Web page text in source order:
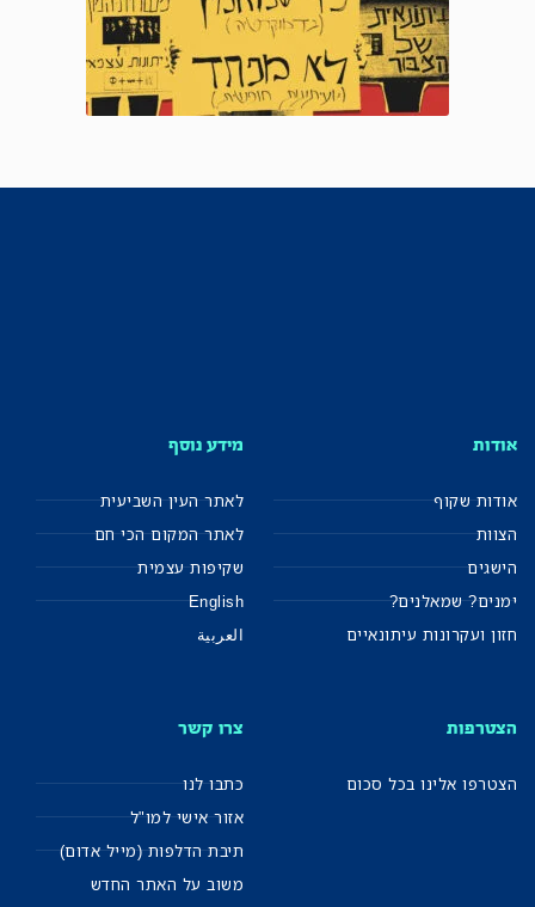
אודות
אודות שקוף
הצוות
הישגים
ימנים? שמאלנים?
חזון ועקרונות עיתונאיים
מידע נוסף
לאתר העין השביעית
לאתר המקום הכי חם
שקיפות עצמית
English
العربية
הצטרפות
הצטרפו אלינו בכל סכום
צרו קשר
כתבו לנו
אזור אישי למו"ל
תיבת הדלפות (מייל אדום)
משוב על האתר החדש